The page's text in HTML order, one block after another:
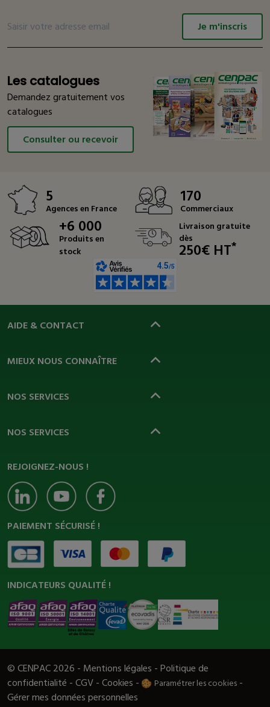
Je m'inscris
Les catalogues
Demandez gratuitement vos
catalogues
Consulter ou recevoir
5
Agences en France
170
Commerciaux
+6 000
Produits en
stock
Livraison gratuite
dès
250€ HT*
AIDE & CONTACT
MIEUX NOUS CONNAÎTRE
NOS SERVICES
NOS SERVICES
REJOIGNEZ-NOUS !
PAIEMENT SÉCURISÉ !
INDICATEURS QUALITÉ !
© CENPAC 2026 - Mentions légales -Politique de
confidentialité -CGV-Cookies - Paramétrer les cookies -
Gérer mes données personnelles